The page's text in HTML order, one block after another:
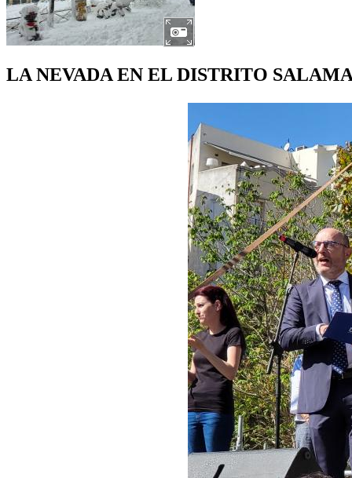
LA NEVADA EN EL DISTRITO